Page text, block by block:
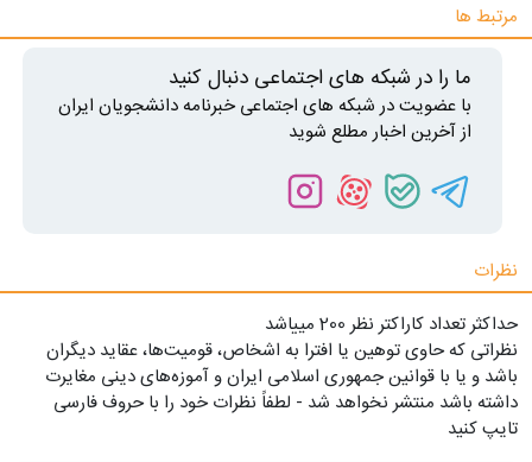
مرتبط ها
ما را در شبکه های اجتماعی دنبال کنید
با عضویت در شبکه های اجتماعی خبرنامه دانشجویان ایران
از آخرین اخبار مطلع شوید
نظرات
حداکثر تعداد کاراکتر نظر 200 ميياشد
نظراتی که حاوی توهین یا افترا به اشخاص، قومیت‌ها، عقاید دیگران
باشد و یا با قوانین جمهوری اسلامی ایران و آموزه‌های دینی مغایرت
داشته باشد منتشر نخواهد شد - لطفاً نظرات خود را با حروف فارسی
تایپ کنید